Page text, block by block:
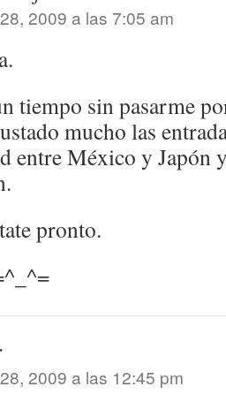
2009 a las 7:05 am
tiempo sin pasarme
mucho las
entre México y Japón
pronto.
2009 a las 12:45 pm